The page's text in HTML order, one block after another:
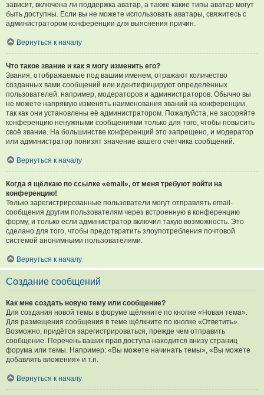
зависит, включена ли поддержка аватар, а также какие типы аватар могут
быть доступны. Если вы не можете использовать аватары, свяжитесь с
администратором конференции для выяснения причин.
Вернуться к началу
Что такое звание и как я могу изменить его?
Звания, отображаемые под вашим именем, отражают количество
созданных вами сообщений или идентифицируют определённых
пользователей: например, модераторов и администраторов. Обычно вы
не можете напрямую изменять наименования званий на конференции,
так как они установлены её администратором. Пожалуйста, не засоряйте
конференцию ненужными сообщениями только для того, чтобы повысить
своё звание. На большинстве конференций это запрещено, и модератор
или администратор понизят значение вашего счётчика сообщений.
Вернуться к началу
Когда я щёлкаю по ссылке «email», от меня требуют войти на
конференцию!
Только зарегистрированные пользователи могут отправлять email-
сообщения другим пользователям через встроенную в конференцию
форму, и только если администратор включил такую возможность. Это
сделано для того, чтобы предотвратить злоупотребления почтовой
системой анонимными пользователями.
Вернуться к началу
Создание сообщений
Как мне создать новую тему или сообщение?
Для создания новой темы в форуме щёлкните по кнопке «Новая тема».
Для размещения сообщения в теме щёлкните по кнопке «Ответить».
Возможно, придётся зарегистрироваться, прежде чем отправить
сообщение. Перечень ваших прав доступа находится внизу страниц
форума или темы. Например: «Вы можете начинать темы», «Вы можете
добавлять вложения» и т.п.
Вернуться к началу